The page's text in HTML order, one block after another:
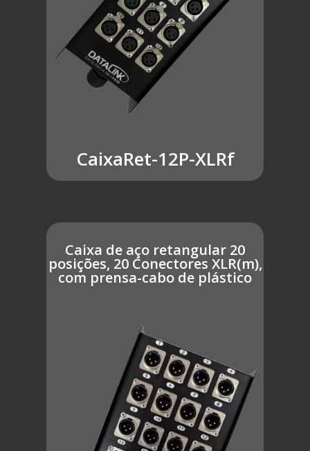
CaixaRet-12P-XLRf
Caixa de aço retangular 20
posições, 20 Conectores XLR(m),
com prensa-cabo de plástico